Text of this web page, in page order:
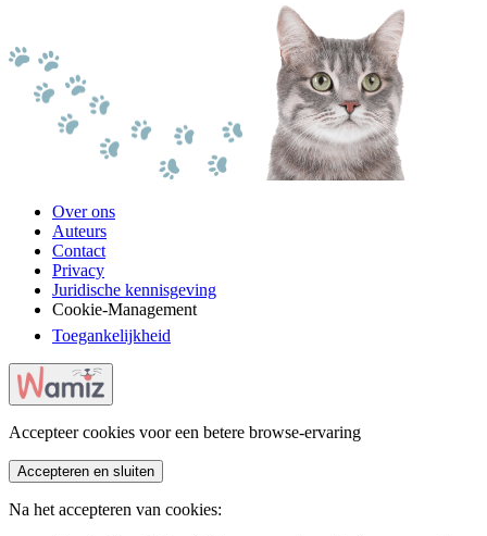
Over ons
Auteurs
Contact
Privacy
Juridische kennisgeving
Cookie-Management
Toegankelijkheid
Accepteer cookies voor een betere browse-ervaring
Accepteren en sluiten
Na het accepteren van cookies: